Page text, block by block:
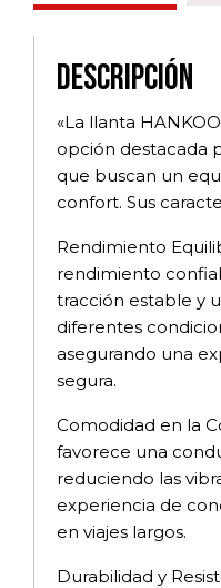
Descripción
«La llanta
opción destacada
que buscan un
confort. Sus
Rendimiento
rendimiento
tracción estable y
diferentes
asegurando una
segura.
Comodidad en la
favorece una
reduciendo las
experiencia de
en viajes largos.
Durabilidad y